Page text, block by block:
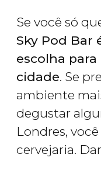
Se você só
Sky Pod Bar
escolha
cidade. Se
ambiente
degustar
Londres,
cervejaria.